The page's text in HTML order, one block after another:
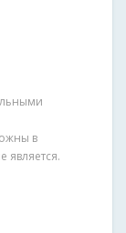
в
является.